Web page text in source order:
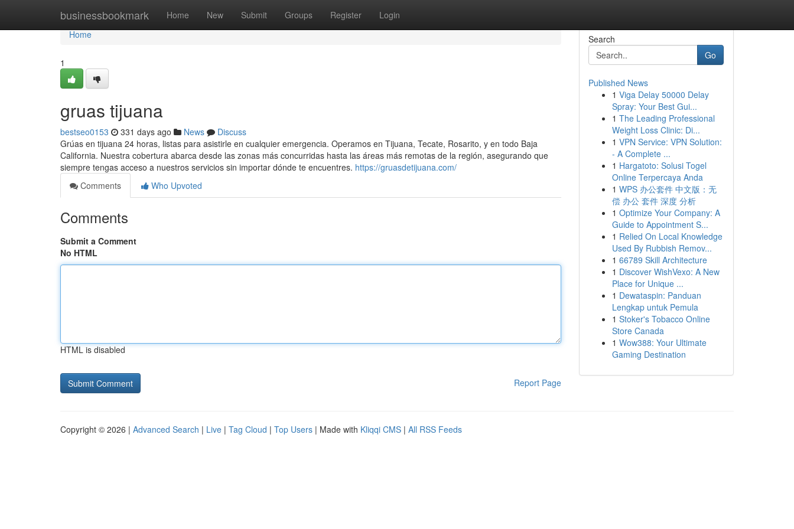
businessbookmark Home New Submit Groups Register Login
Home
Home
1
gruas tijuana
bestseo0153 331 days ago News
Discuss
Grúas en tijuana 24 horas, listas para asistirle en cualquier emergencia. Operamos en Tijuana, Tecate, Rosarito, y en todo Baja
California. Nuestra cobertura abarca desde las zonas más concurridas hasta las áreas más remotas de la región, asegurando que
siempre tengas acceso a nuestros servicios sin importar dónde te encuentres. https://gruasdetijuana.com/
Comments
Who Upvoted
Comments
Submit a Comment
No HTML
HTML is disabled
Report Page
Search
Go
Published News
1 Viga Delay 50000 Delay
Spray: Your Best Gui...
1 The Leading Professional
Weight Loss Clinic: Di...
1 VPN Service: VPN Solution:
- A Complete ...
1 Hargatoto: Solusi Togel
Online Terpercaya Anda
1 WPS 办公套件 中文版：无
偿 办公 套件 深度 分析
1 Optimize Your Company: A
Guide to Appointment S...
1 Relied On Local Knowledge
Used By Rubbish Remov...
1 66789 Skill Architecture
1 Discover WishVexo: A New
Place for Unique ...
1 Dewataspin: Panduan
Lengkap untuk Pemula
1 Stoker's Tobacco Online
Store Canada
1 Wow388: Your Ultimate
Gaming Destination
Copyright © 2026 | Advanced Search | Live | Tag Cloud | Top Users | Made with Kliqqi CMS | All RSS Feeds